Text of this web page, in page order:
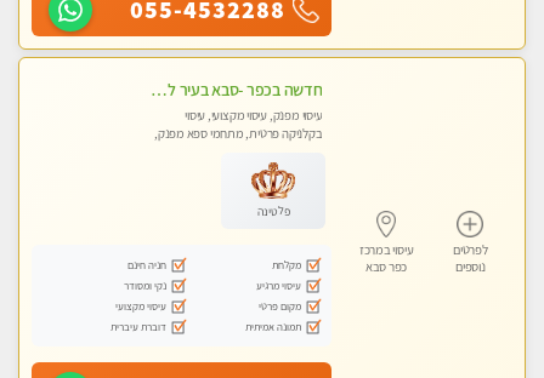
055-4532288
לפרטים
נוספים
עיסוי במרכז
כפר סבא
חדשה בכפר -סבא בעיר לעיסוי מפנק מקצועי ואיכותי מאוד
עיסוי מפנק, עיסוי מקצועי, עיסוי
בקלניקה פרטית, מתחמי ספא מפנק,
פלטינה
מקלחת
חניה חינם
עיסוי מרגיע
נקי ומסודר
מקום פרטי
עיסוי מקצועי
תמונה אמיתית
דוברת עיברית